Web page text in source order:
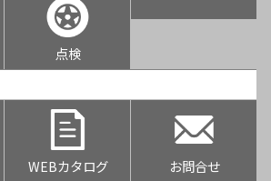
点検
WEBカタログ お問合せ